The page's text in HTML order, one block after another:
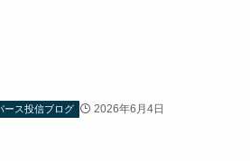
ース投信ブログ 2026年6月4日